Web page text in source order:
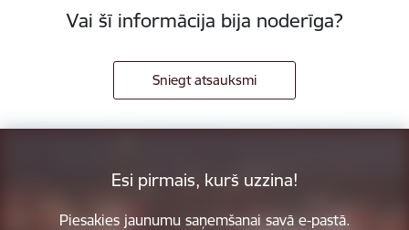
Vai šī informācija bija noderīga?
Sniegt atsauksmi
Esi pirmais, kurš uzzina!
Piesakies jaunumu saņemšanai savā e-pastā.